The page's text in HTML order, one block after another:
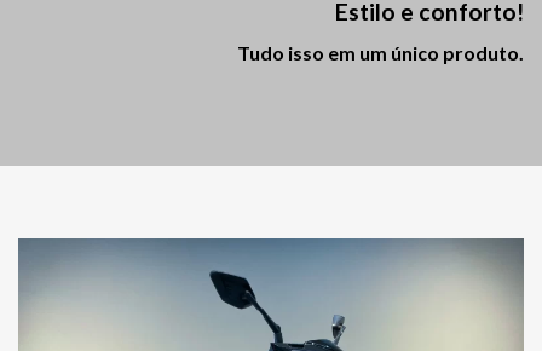
Estilo e conforto!
Tudo isso em um único produto.